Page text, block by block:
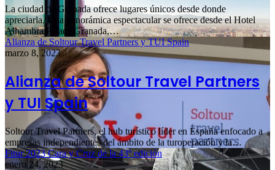
La ciudad de Granada ofrece lugares únicos desde donde
apreciarla. Una panorámica espectacular se ofrece desde el Hotel
Alhambra Palace Granada,…
Alianza de Soltour Travel Partners y TUI Spain
marzo 8, 2023
Alianza de Soltour Travel Partners
y TUI Spain
Soltour Travel Partners, el hub turístico líder en España enfocado a
empresas independientes del ámbito de la turoperación y la…
Fitur 2023 Cara y Cruz de la 43º edición
enero 24, 2023